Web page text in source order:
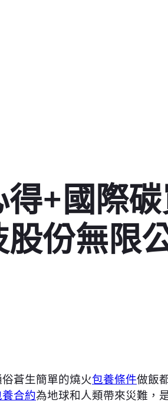
+國際
份無限
蒼生簡單的燒火包養條件做飯
合約為地球和人類帶來災難，